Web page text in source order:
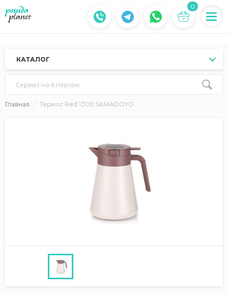
0
КАТАЛОГ
Сервиз на 6 персон
Главная Термос Red 1300 SAMADOYO